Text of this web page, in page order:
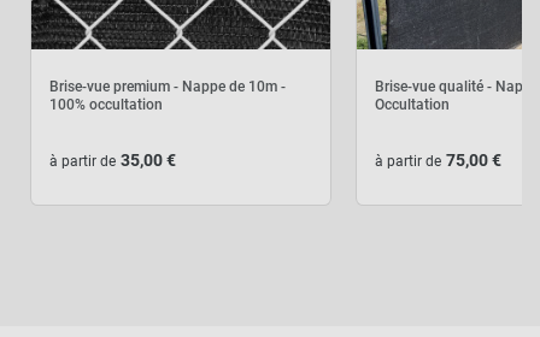
Kit complet : 117,50 €
105,00 € 12,50 €
Brise-vue premium - Nappe de 10m -
100% occultation
à partir de 35,00 €
Brise-vue qualité -
Occultation
à partir de 75,00 €